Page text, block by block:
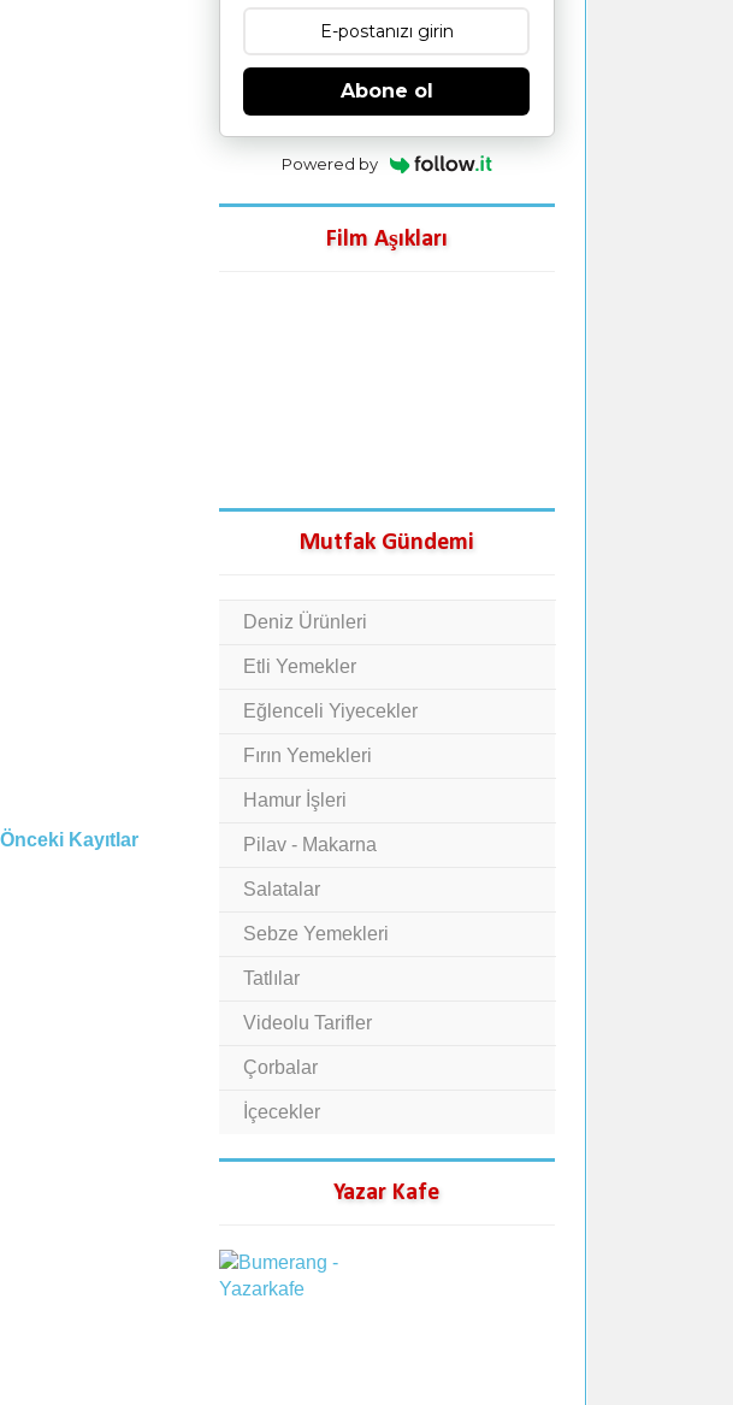
Önceki Kayıtlar
Abone ol
Powered by
Film Aşıkları
Mutfak Gündemi
Deniz Ürünleri
Etli Yemekler
Eğlenceli Yiyecekler
Fırın Yemekleri
Hamur İşleri
Pilav - Makarna
Salatalar
Sebze Yemekleri
Tatlılar
Videolu Tarifler
Çorbalar
İçecekler
Yazar Kafe